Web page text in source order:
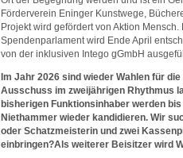
Förderverein Eninger Kunstwege,
Projekt wird gefördert von Aktion Mensch.
Spendenparlament wird Ende April
von der inklusiven Intego gGmbH
Im Jahr 2026 sind wieder Wahlen für
Ausschuss im zweijährigen Rhythmus
bisherigen Funktionsinhaber werden
Niethammer wieder kandidieren. Wir
oder Schatzmeisterin und zwei
einbringen?Als weiterer Beisitzer wird